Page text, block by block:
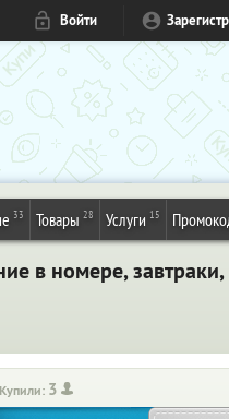
Войти
33 Товары 28 Услуги 15
в номере, завтраки,
Купили: 3